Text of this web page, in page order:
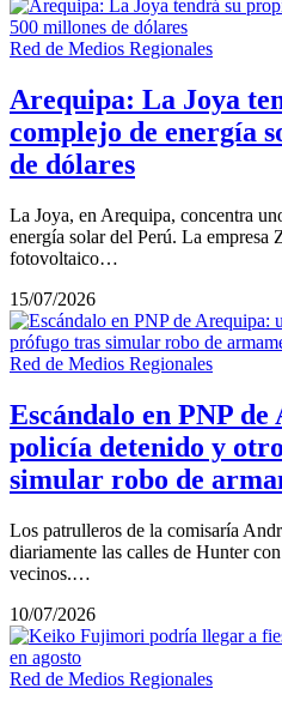
Red de Medios Regionales
Arequipa: La Joya
complejo de energía
de dólares
La Joya, en Arequipa, concentra
energía solar del Perú. La empresa
fotovoltaico…
15/07/2026
Red de Medios Regionales
Escándalo en PNP
policía detenido y
simular robo de
Los patrulleros de la comisaría
diariamente las calles de Hunter
vecinos.…
10/07/2026
Red de Medios Regionales